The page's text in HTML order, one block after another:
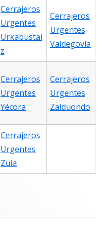
Cerrajeros
Urgentes
Urkabustai
z
Cerrajeros
Urgentes
Valdegovía
Cerrajeros
Urgentes
Yécora
Cerrajeros
Urgentes
Zalduondo
Cerrajeros
Urgentes
Zuia